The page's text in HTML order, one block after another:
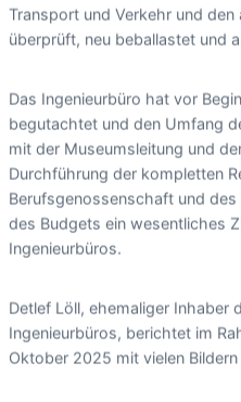
Transport und Verkehr und den
überprüft, neu beballastet und
Das Ingenieurbüro hat vor
begutachtet und den Umfang
mit der Museumsleitung und
Durchführung der kompletten
Berufsgenossenschaft und
des Budgets ein wesentliches
Ingenieurbüros.
Detlef Löll, ehemaliger Inhaber
Ingenieurbüros, berichtet im
Oktober 2025 mit vielen